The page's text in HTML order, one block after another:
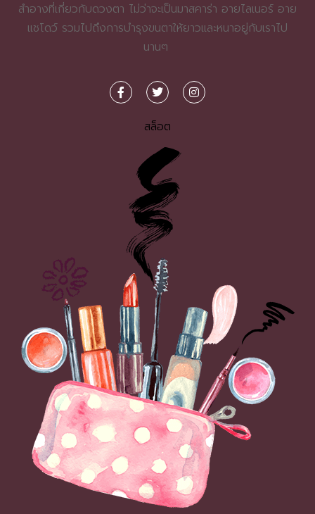
สำอางที่เกี่ยวกับดวงตา ไม่ว่าจะเป็นมาสคาร่า อายไลเนอร์ อาย
แชโดว์ รวมไปถึงการบำรุงขนตาให้ยาวและหนาอยู่กับเราไป
นานๆ
สล็อต